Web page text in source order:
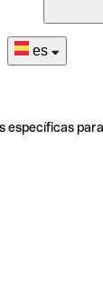
es
específicas